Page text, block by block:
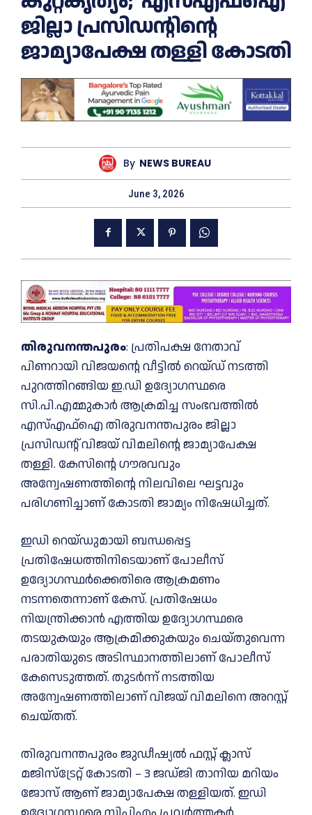
ജില്ലാ പ്രസിഡന്റിൻ്റെ
ജാമ്യാപേക്ഷ തള്ളി കോടതി
By NEWS BUREAU
June 3, 2026
തിരുവനന്തപുരം: പ്രതിപക്ഷ നേതാവ്
പിണറായി വിജയന്റെ വീട്ടില്‍ റെയ്ഡ് നടത്തി
പുറത്തിറങ്ങിയ ഇ.ഡി ഉദ്യോഗസ്ഥരെ
സി.പി.എമ്മുകാർ ആക്രമിച്ച സംഭവത്തില്‍
എസ്‌എഫ്‌ഐ തിരുവനന്തപുരം ജില്ലാ
പ്രസിഡന്റ് വിജയ് വിമലിന്റെ ജാമ്യാപേക്ഷ
തള്ളി. കേസിന്റെ ഗൗരവവും
അന്വേഷണത്തിന്റെ നിലവിലെ ഘട്ടവും
പരിഗണിച്ചാണ് കോടതി ജാമ്യം നിഷേധിച്ചത്.
ഇഡി റെയ്ഡുമായി ബന്ധപ്പെട്ട
പ്രതിഷേധത്തിനിടെയാണ് പോലീസ്
ഉദ്യോഗസ്ഥർക്കെതിരെ ആക്രമണം
നടന്നതെന്നാണ് കേസ്. പ്രതിഷേധം
നിയന്ത്രിക്കാൻ എത്തിയ ഉദ്യോഗസ്ഥരെ
തടയുകയും ആക്രമിക്കുകയും ചെയ്തുവെന്ന
പരാതിയുടെ അടിസ്ഥാനത്തിലാണ് പോലീസ്
കേസെടുത്തത്. തുടർന്ന് നടത്തിയ
അന്വേഷണത്തിലാണ് വിജയ് വിമലിനെ അറസ്റ്റ്
ചെയ്തത്.
തിരുവനന്തപുരം ജുഡീഷ്യല്‍ ഫസ്റ്റ് ക്ലാസ്
മജിസ്ട്രേറ്റ് കോടതി – 3 ജഡ്ജി താനിയ മറിയം
ജോസ് ആണ് ജാമ്യാപേക്ഷ തള്ളിയത്. ഇഡി